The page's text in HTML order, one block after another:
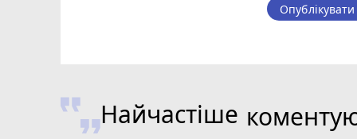
Найчастіше